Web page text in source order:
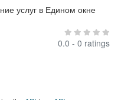
услуг в Едином окне
0.0 - 0 ratings